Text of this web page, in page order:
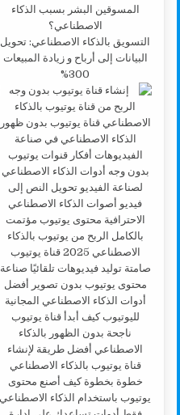
التسويق بالذكاء الاصطناعي: تحويل
البيانات إلى أرباح و زيادة المبيعات
300%